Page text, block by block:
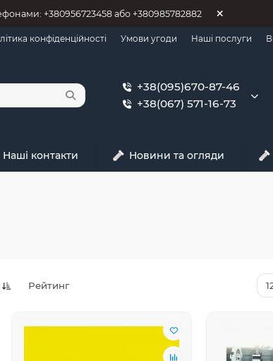
+380956723458 або +380985782882
конфіденційності Умови угоди Наші послуги
+38(095)670-87-46
+38(067) 571-16-73
Наші контакти Новини та огляди
Рейтинг